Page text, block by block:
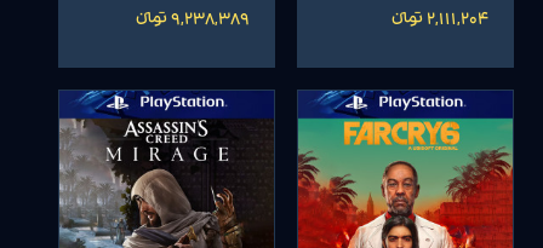
2,111,204 تومانءءء 9,238,389 تومانءءء